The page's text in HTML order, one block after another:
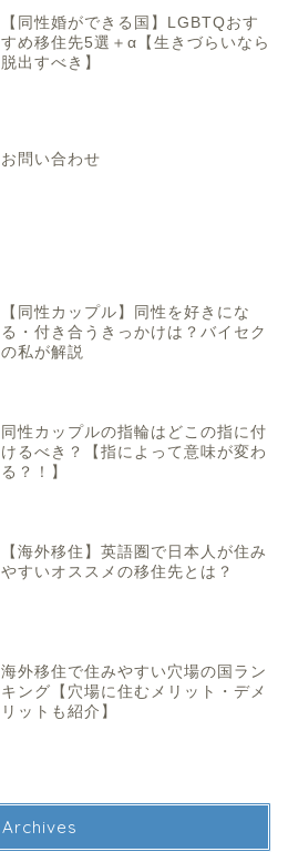
【同性婚ができる国】LGBTQおす
すめ移住先5選＋α【生きづらいなら
脱出すべき】
お問い合わせ
【同性カップル】同性を好きにな
る・付き合うきっかけは？バイセク
の私が解説
同性カップルの指輪はどこの指に付
けるべき？【指によって意味が変わ
る？！】
【海外移住】英語圏で日本人が住み
やすいオススメの移住先とは？
海外移住で住みやすい穴場の国ラン
キング【穴場に住むメリット・デメ
リットも紹介】
Archives